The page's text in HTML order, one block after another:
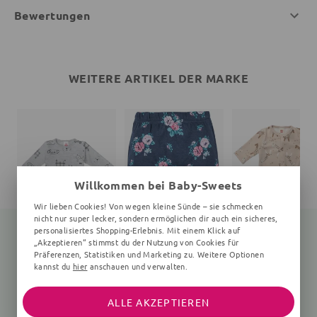
Bewertungen
WEITERE ARTIKEL DER MARKE
Body Hund
14,80 €
Leggings
16,99 € 22,99 €
Willkommen bei Baby-Sweets
Wir lieben Cookies! Von wegen kleine Sünde – sie schmecken
nicht nur super lecker, sondern ermöglichen dir auch ein sicheres,
personalisiertes Shopping-Erlebnis. Mit einem Klick auf
„Akzeptieren“ stimmst du der Nutzung von Cookies für
Präferenzen, Statistiken und Marketing zu. Weitere Optionen
kannst du hier anschauen und verwalten.
ALLE AKZEPTIEREN